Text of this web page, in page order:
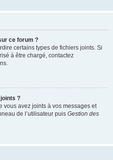
ce forum ?
certains types de fichiers joints. Si
à être chargé, contactez
?
vous avez joints à vos messages et
de l’utilisateur puis Gestion des